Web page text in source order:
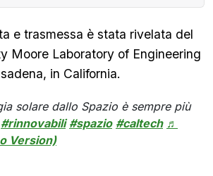
e trasmessa è stata rivelata del
Moore Laboratory of Engineering
in California.
solare dallo Spazio è sempre più
#rinnovabili #spazio #caltech ♬
Version)